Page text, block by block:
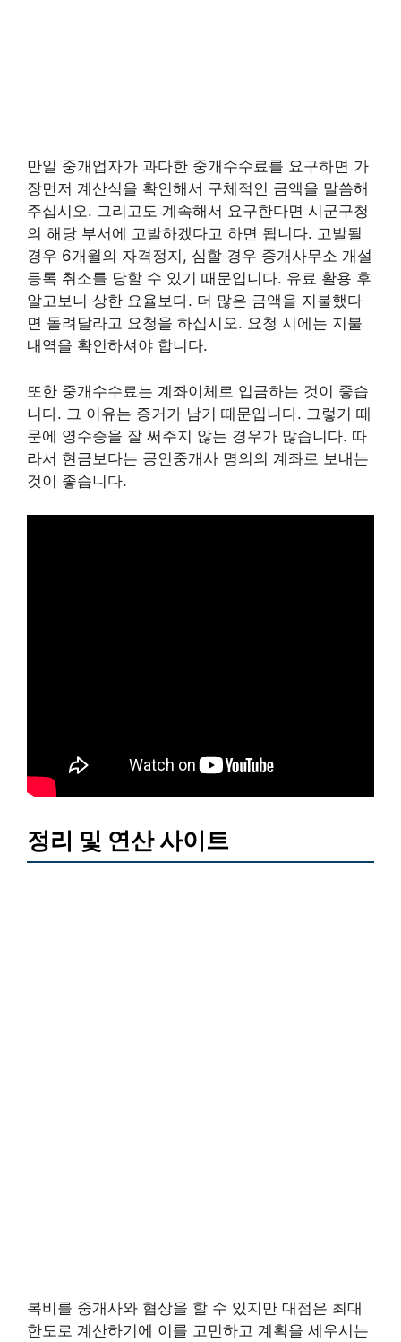
만일 중개업자가 과다한 중개수수료를 요구하면 가
장먼저 계산식을 확인해서 구체적인 금액을 말씀해
주십시오. 그리고도 계속해서 요구한다면 시군구청
의 해당 부서에 고발하겠다고 하면 됩니다. 고발될
경우 6개월의 자격정지, 심할 경우 중개사무소 개설
등록 취소를 당할 수 있기 때문입니다. 유료 활용 후
알고보니 상한 요율보다. 더 많은 금액을 지불했다
면 돌려달라고 요청을 하십시오. 요청 시에는 지불
내역을 확인하셔야 합니다.
또한 중개수수료는 계좌이체로 입금하는 것이 좋습
니다. 그 이유는 증거가 남기 때문입니다. 그렇기 때
문에 영수증을 잘 써주지 않는 경우가 많습니다. 따
라서 현금보다는 공인중개사 명의의 계좌로 보내는
것이 좋습니다.
정리 및 연산 사이트
복비를 중개사와 협상을 할 수 있지만 대점은 최대
한도로 계산하기에 이를 고민하고 계획을 세우시는